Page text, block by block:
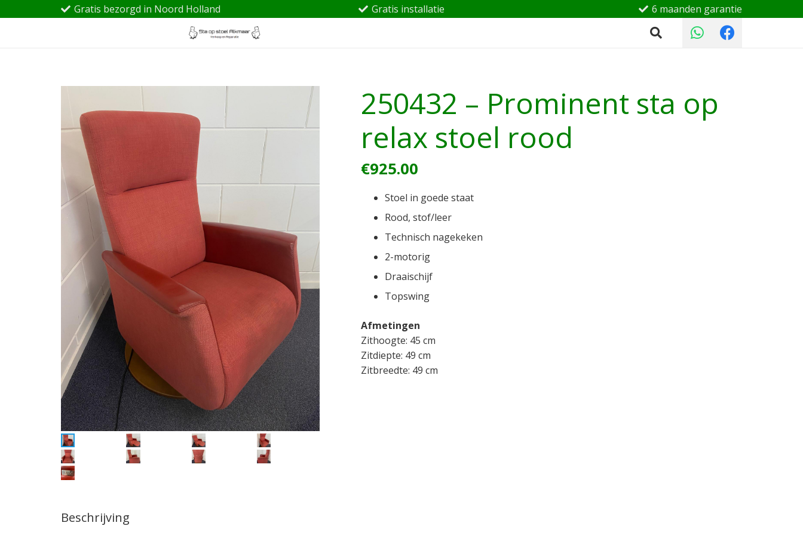
Gratis bezorgd in Noord Holland Gratis installatie 6 maanden garantie
250432 – Prominent sta op
relax stoel rood
€925.00
Stoel in goede staat
Rood, stof/leer
Technisch nagekeken
2-motorig
Draaischijf
Topswing
Afmetingen
Zithoogte: 45 cm
Zitdiepte: 49 cm
Zitbreedte: 49 cm
Beschrijving